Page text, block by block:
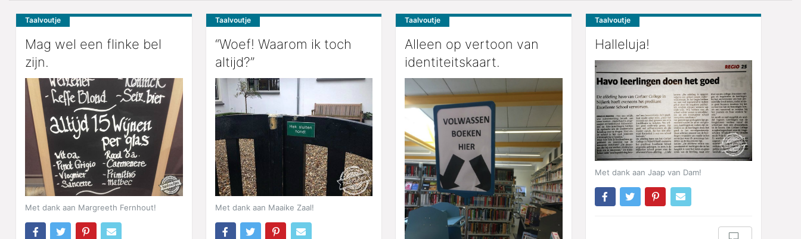
Taalvoutje
Mag wel een flinke bel
zijn.
Met dank aan Margreeth Fernhout!
Taalvoutje
“Woef! Waarom ik toch
altijd?”
Met dank aan Maaike Zaal!
Taalvoutje
Alleen op vertoon van
identiteitskaart.
Taalvoutje
Halleluja!
Met dank aan Jaap van Dam!